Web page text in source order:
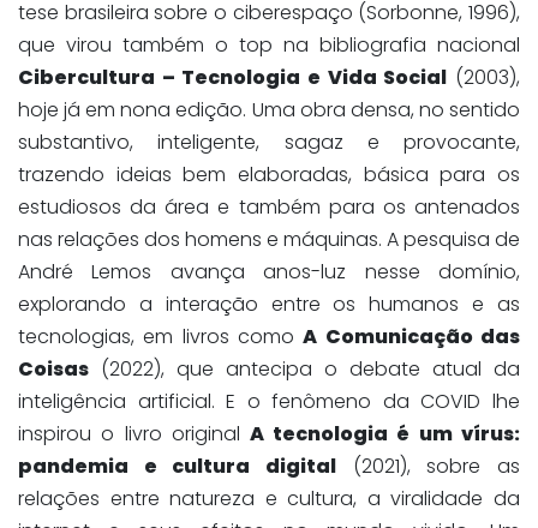
tese brasileira sobre o ciberespaço (Sorbonne, 1996),
que virou também o top na bibliografia nacional
Cibercultura – Tecnologia e Vida Social (2003),
hoje já em nona edição. Uma obra densa, no sentido
substantivo, inteligente, sagaz e provocante,
trazendo ideias bem elaboradas, básica para os
estudiosos da área e também para os antenados
nas relações dos homens e máquinas. A pesquisa de
André Lemos avança anos-luz nesse domínio,
explorando a interação entre os humanos e as
tecnologias, em livros comoA Comunicação das
Coisas (2022), que antecipa o debate atual da
inteligência artificial. E o fenômeno da COVID lhe
inspirou o livro original A tecnologia é um vírus:
pandemia e cultura digital (2021), sobre as
relações entre natureza e cultura, a viralidade da